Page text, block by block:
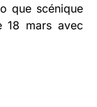
que scénique
18 mars avec